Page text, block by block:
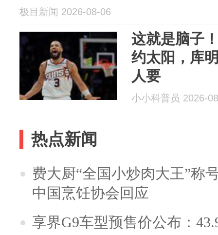
极目新闻 2026-08-06
这就是脑子
约太阳，库
人要
小小科普员 2026-
热点新闻
费大厨“全国小炒肉大王”称
中国烹饪协会回应
享界G9车型预售价公布：